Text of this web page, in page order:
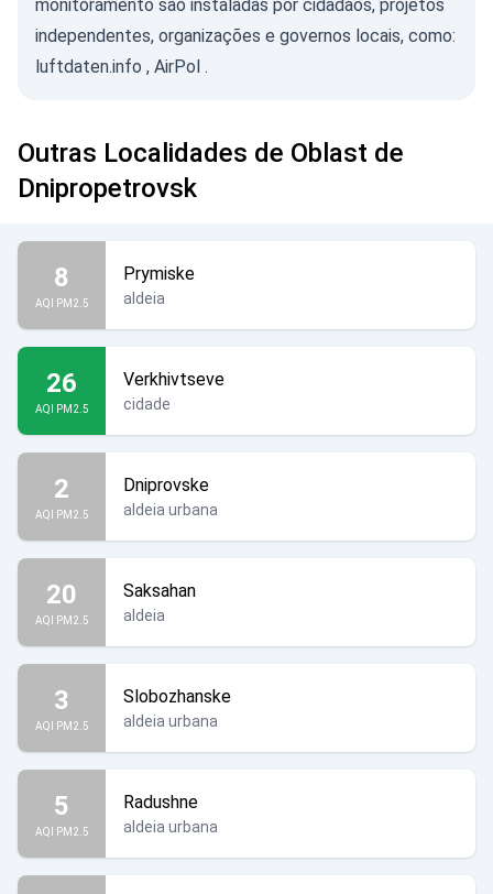
monitoramento são instaladas por cidadãos, projetos
independentes, organizações e governos locais, como:
luftdaten.info , AirPol .
Outras Localidades de Oblast de
Dnipropetrovsk
8
AQI PM2.5
Prymiske
aldeia
26
AQI PM2.5
Verkhivtseve
cidade
2
AQI PM2.5
Dniprovske
aldeia urbana
20
AQI PM2.5
Saksahan
aldeia
3
AQI PM2.5
Slobozhanske
aldeia urbana
5
AQI PM2.5
Radushne
aldeia urbana